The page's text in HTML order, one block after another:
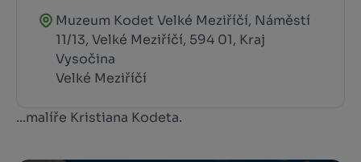
Muzeum Kodet Velké Meziříčí, Náměstí
11/13, Velké Meziříčí, 594 01, Kraj
Vysočina
Velké Meziříčí
...malíře Kristiana Kodeta.